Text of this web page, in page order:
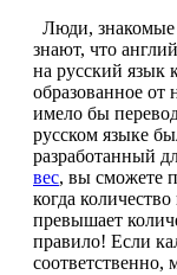
Кальций
Селен
Здоровье и красота
НАЗАД
Мужское здоровье
Scitec Nutrition
SNT
Sportinia
Trace Minerals
USN
Люди, знакомые
знают, что
на русский язык
образованное от
имело бы
русском языке
разработанный
вес, вы сможете
когда
превышает
правило! Если
соответственно,